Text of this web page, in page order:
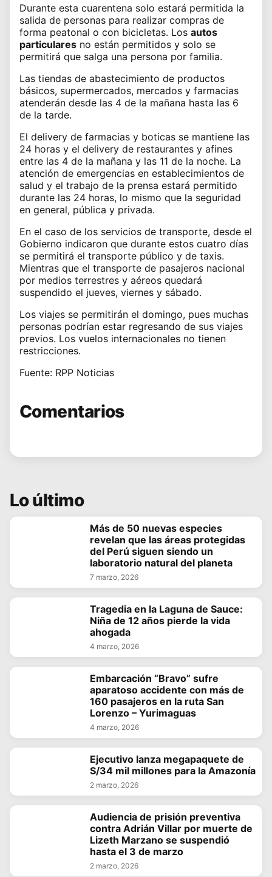
Durante esta cuarentena solo estará permitida la
salida de personas para realizar compras de
forma peatonal o con bicicletas. Los autos
particulares no están permitidos y solo se
permitirá que salga una persona por familia.
Las tiendas de abastecimiento de productos
básicos, supermercados, mercados y farmacias
atenderán desde las 4 de la mañana hasta las 6
de la tarde.
El delivery de farmacias y boticas se mantiene las
24 horas y el delivery de restaurantes y afines
entre las 4 de la mañana y las 11 de la noche. La
atención de emergencias en establecimientos de
salud y el trabajo de la prensa estará permitido
durante las 24 horas, lo mismo que la seguridad
en general, pública y privada.
En el caso de los servicios de transporte, desde el
Gobierno indicaron que durante estos cuatro días
se permitirá el transporte público y de taxis.
Mientras que el transporte de pasajeros nacional
por medios terrestres y aéreos quedará
suspendido el jueves, viernes y sábado.
Los viajes se permitirán el domingo, pues muchas
personas podrían estar regresando de sus viajes
previos. Los vuelos internacionales no tienen
restricciones.
Fuente: RPP Noticias
Comentarios
Lo último
Más de 50 nuevas especies
revelan que las áreas protegidas
del Perú siguen siendo un
laboratorio natural del planeta
7 marzo, 2026
Tragedia en la Laguna de Sauce:
Niña de 12 años pierde la vida
ahogada
4 marzo, 2026
Embarcación “Bravo” sufre
aparatoso accidente con más de
160 pasajeros en la ruta San
Lorenzo – Yurimaguas
4 marzo, 2026
Ejecutivo lanza megapaquete de
S/34 mil millones para la Amazonía
2 marzo, 2026
Audiencia de prisión preventiva
contra Adrián Villar por muerte de
Lizeth Marzano se suspendió
hasta el 3 de marzo
2 marzo, 2026